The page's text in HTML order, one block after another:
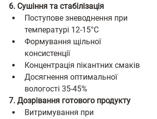
6. Сушіння та стабілізація
Поступове зневоднення при
температурі 12-15°C
Формування щільної
консистенції
Концентрація пікантних смаків
Досягнення оптимальної
вологості 35-45%
7. Дозрівання готового продукту
Витримування при